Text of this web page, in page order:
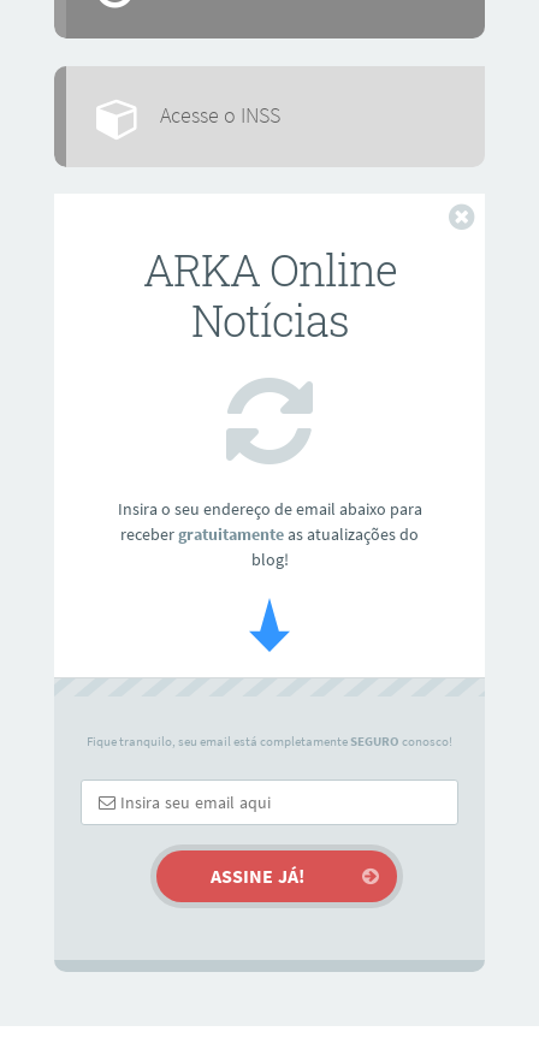
Acesse o INSS
ARKA Online
Notícias
Insira o seu endereço de email abaixo para
recebergratuitamenteas atualizações do
blog!
Fique tranquilo, seu email está completamente SEGURO conosco!